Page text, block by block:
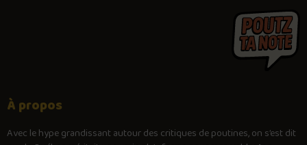
À propos
Avec lehypegrandissant autour des critiques de poutines, on s’est dit